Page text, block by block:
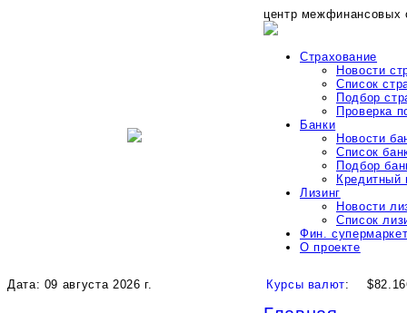
центр межфинансовых
Страхование
Новости
Список
Подбор
Проверка
Банки
Новости
Список
Подбор
Кредитный
Лизинг
Новости
Список
Фин.
О проекте
Дата: 09 августа 2026 г. Курсы валют: